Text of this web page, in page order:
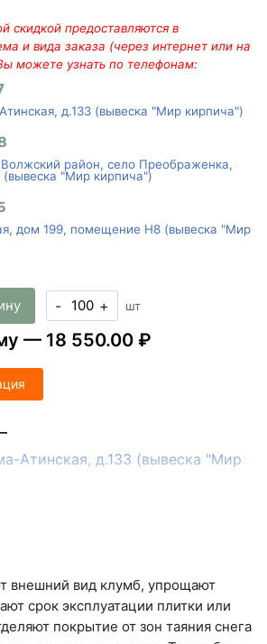
скидкой предоставляются в
и вида заказа (через интернет или на
можете узнать по телефонам:
д.133 (вывеска "Мир кирпича")
район, село Преображенка,
"Мир кирпича")
дом 199, помещение Н8 (вывеска "Мир
- + шт
— 18 550.00 ₽
Атинская, д.133 (вывеска "Мир
сб с 10:00 до 16:00
77-33
внешний вид клумб, упрощают
срок эксплуатации плитки или
покрытие от зон таяния снега